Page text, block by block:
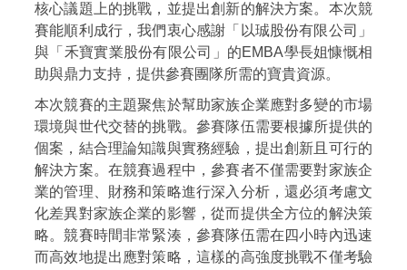
核心議題上的挑戰，並提出創新的解決方案。本次競
賽能順利成行，我們衷心感謝「以珹股份有限公司」
與「禾寶實業股份有限公司」的EMBA學長姐慷慨相
助與鼎力支持，提供參賽團隊所需的寶貴資源。
本次競賽的主題聚焦於幫助家族企業應對多變的市場
環境與世代交替的挑戰。參賽隊伍需要根據所提供的
個案，結合理論知識與實務經驗，提出創新且可行的
解決方案。在競賽過程中，參賽者不僅需要對家族企
業的管理、財務和策略進行深入分析，還必須考慮文
化差異對家族企業的影響，從而提供全方位的解決策
略。競賽時間非常緊湊，參賽隊伍需在四小時內迅速
而高效地提出應對策略，這樣的高強度挑戰不僅考驗